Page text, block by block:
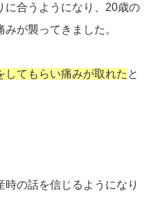
に合うようになり、20歳の
が襲ってきました。
してもらい痛みが取れた と
の話を信じるようになり